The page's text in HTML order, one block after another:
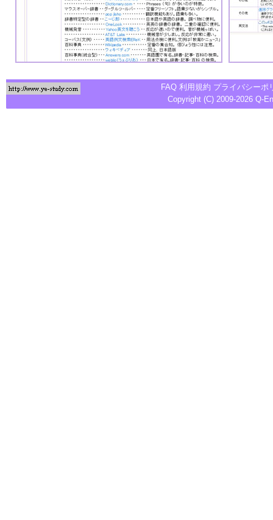
FAQ 利用規約 プライバシーポ
Copyright (C) 2009-2026 Q-